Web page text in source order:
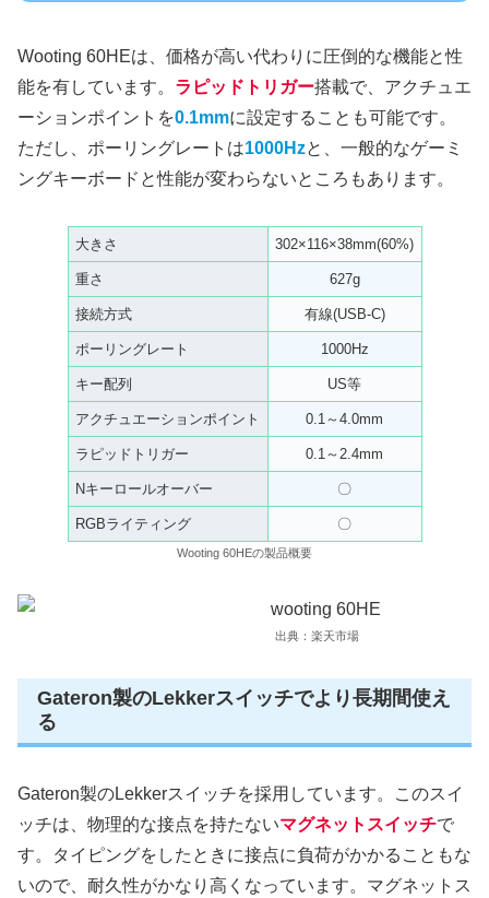
Wooting 60HEは、価格が高い代わりに圧倒的な機能と性
能を有しています。 ラピッドトリガー搭載で、アクチュエ
ーションポイントを0.1mmに設定することも可能です。
ただし、ポーリングレートは1000Hzと、一般的なゲーミ
ングキーボードと性能が変わらないところもあります。
大きさ 302×116×38mm(60%)
重さ 627g
接続方式 有線(USB-C)
ポーリングレート 1000Hz
キー配列 US等
アクチュエーションポイント 0.1～4.0mm
ラピッドトリガー 0.1～2.4mm
Nキーロールオーバー 〇
RGBライティング 〇
Wooting 60HEの製品概要
出典：楽天市場
Gateron製のLekkerスイッチでより長期間使え
る
Gateron製のLekkerスイッチを採用しています。このスイ
ッチは、物理的な接点を持たないマグネットスイッチで
す。タイピングをしたときに接点に負荷がかかることもな
いので、耐久性がかなり高くなっています。マグネットス